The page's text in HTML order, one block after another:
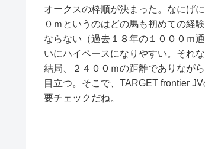
オークスの枠順が決まった。なにげ
０ｍというのはどの馬も初めての経
ならない（過去１８年の１０００ｍ
いにハイペースになりやすい。それ
結局、２４００ｍの距離でありなが
目立つ。そこで、TARGET frontier
要チェックだね。